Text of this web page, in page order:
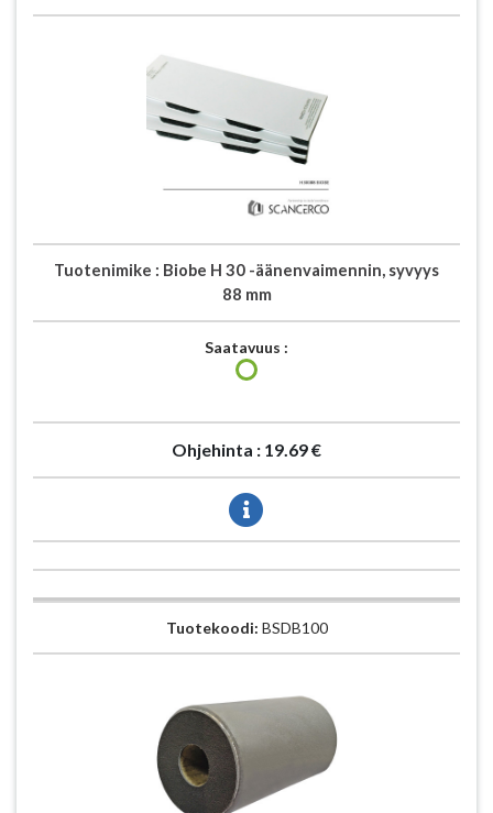
Tuotenimike : Biobe H 30 -äänenvaimennin, syvyys
88 mm
Saatavuus :
Ohjehinta : 19.69 €
Tuotekoodi: BSDB100